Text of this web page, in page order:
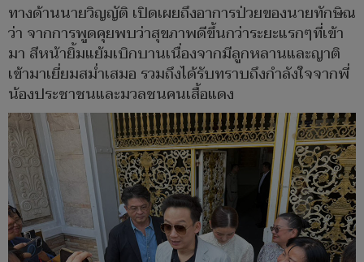
ทางด้านนายวิญญัติ เปิดเผยถึงอาการป่วยของนายทักษิณ
ว่า จากการพูดคุยพบว่าสุขภาพดีขึ้นกว่าระยะแรกๆที่เข้า
มา สีหน้ายิ้มแย้มเบิกบานเนื่องจากมีลูกหลานและญาติ
เข้ามาเยี่ยมสม่ำเสมอ รวมถึงได้รับทราบถึงกำลังใจจากพี่
น้องประชาชนและมวลชนคนเสื้อแดง